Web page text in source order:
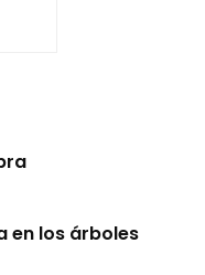
en los árboles